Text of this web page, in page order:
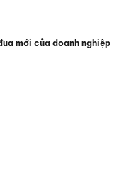
mới của doanh nghiệp